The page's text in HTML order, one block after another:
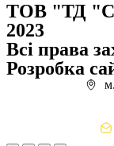
ТОВ "ТД
2023
Всі права
Розробка